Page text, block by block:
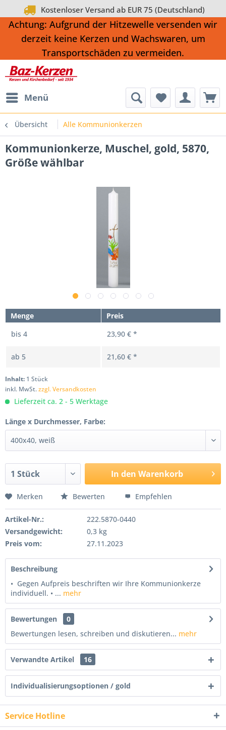
Kostenloser Versand ab EUR 75 (Deutschland)
Achtung: Aufgrund der Hitzewelle versenden wir
derzeit keine Kerzen und Wachswaren, um
Transportschäden zu vermeiden.
Menü
Übersicht Alle Kommunionkerzen
Kommunionkerze, Muschel, gold, 5870,
Größe wählbar
Menge
Preis
bis 4 23,90 € *
ab 5 21,60 € *
Inhalt: 1 Stück
inkl. MwSt.zzgl. Versandkosten
Lieferzeit ca. 2 - 5 Werktage
Länge x Durchmesser, Farbe:
In den Warenkorb
Merken Bewerten Empfehlen
Artikel-Nr.:
222.5870-0440
Versandgewicht:
0,3 kg
Preis vom:
27.11.2023
Beschreibung
• Gegen Aufpreis beschriften wir Ihre Kommunionkerze
individuell. • ... mehr
Bewertungen
0
Bewertungen lesen, schreiben und diskutieren... mehr
Verwandte Artikel 16
Individualisierungsoptionen / gold
Service Hotline